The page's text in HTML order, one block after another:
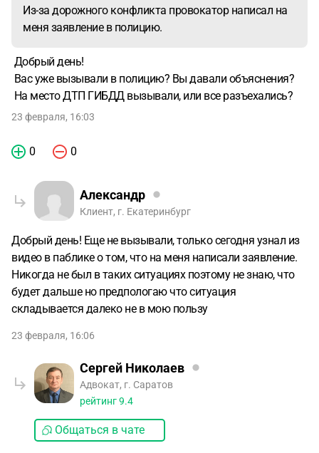
видимых повреждений. Увидев что произошло дтп я
включил аварийную сигнализацию, после чего опонент
я уже вышел из машины и попытался преградить ему
путь и от страха что он сейчас скроется с места дтп
прыгнул на капот успев ударить по нему пару раз
кулаком, после чего опонент скинул меня вдавив газ в
Естественно отойдя от ситуации, я понял, что стал просто
нестабильным эмоциональным состоянтем в данный
момент времени. Понимаю что придётся понести
ответственность за возможную порчу имущества если
таковая действительно присутствует. Но как теперь быть
с данным провокатором? Как я сказал ранее, записи с
регистратора у меня нет и сложно будет что-то доказать и
показать с чего вообще начался весь конфликт. Как мне
хотя бы морально защитить себя в данной ситуации?
Неужели каждому позволено меня подрезать,
правоцировать, нарушать мои границы а потом получив
себя не корректно моё подавленное эмоциональное
состояние тоже меня наверно никак не оправдывает, на
тот момент я будто взорвался. Узнал я о том, что опонент
написал на меня заявление в полицию из паблика города,
куда он любезно выложил видео чтобы предать огласке и
Из-за дорожного конфликта провокатор написал на
меня заявление в полицию.
Добрый день!
Вас уже вызывали в полицию? Вы давали объяснения?
На место ДТП ГИБДД вызывали, или все разъехались?
23 февраля, 16:03
0 0
Александр
Клиент, г. Екатеринбург
Добрый день! Еще не вызывали, только сегодня узнал из
видео в паблике о том, что на меня написали заявление.
Никогда не был в таких ситуациях поэтому не знаю, что
будет дальше но предпологаю что ситуация
складывается далеко не в мою пользу
23 февраля, 16:06
Сергей Николаев
Адвокат, г. Саратов
рейтинг9.4
Общаться в чате